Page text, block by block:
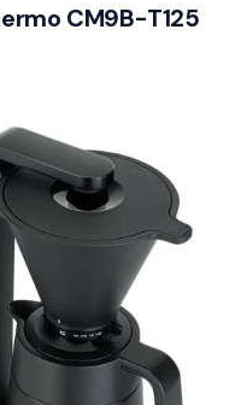
CM9B-T125